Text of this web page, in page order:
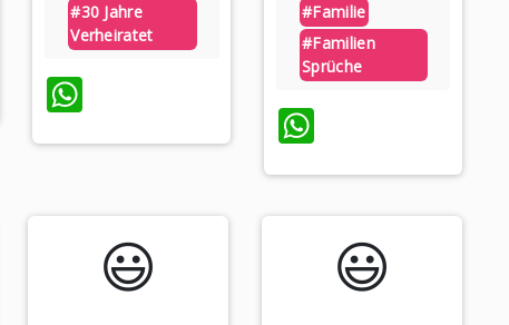
#30 Jahre
Verheiratet
WhatsApp
#familie
#familien
Sprüche
WhatsApp
😃️ 😃️